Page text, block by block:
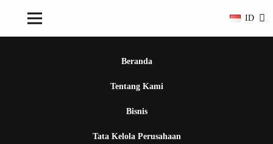
ID
Beranda
Tentang Kami
Bisnis
Tata Kelola Perusahaan